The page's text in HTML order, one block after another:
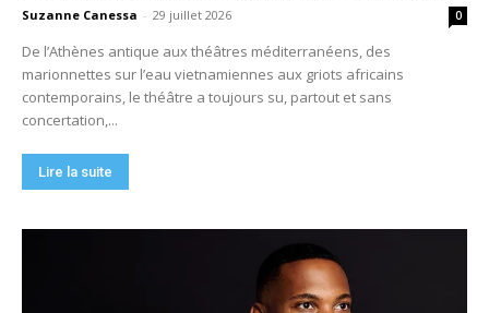
Suzanne Canessa - 29 juillet 2026 0
De l’Athènes antique aux théâtres méditerranéens, des
marionnettes sur l’eau vietnamiennes aux griots africains
contemporains, le théâtre a toujours su, partout et sans
concertation,...
Lire la suite